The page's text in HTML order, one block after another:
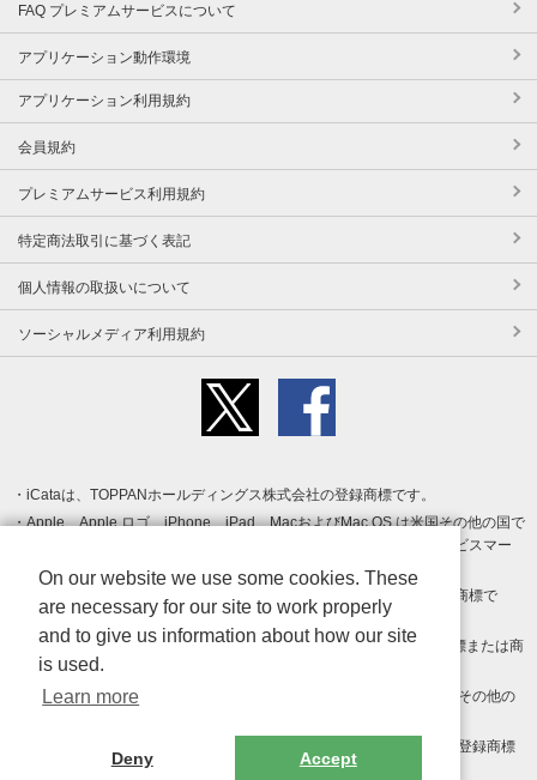
FAQ プレミアムサービスについて
アプリケーション動作環境
アプリケーション利用規約
会員規約
プレミアムサービス利用規約
特定商法取引に基づく表記
個人情報の取扱いについて
ソーシャルメディア利用規約
iCataは、TOPPANホールディングス株式会社の登録商標です。
Apple、Apple ロゴ、iPhone、iPad、MacおよびMac OS は米国その他の国で
登録された Apple Inc. の商標です。App Store は Apple Inc. のサービスマー
クです。
Android、Google Play および Google Play ロゴ は Google LLC の商標で
す。
Windows は Microsoft Inc.の米国およびその他の国における登録商標または商
標です。
Adobe、Adobe Reader、Adobe PDF は、Adobe Inc.の米国およびその他の
その他、記載されている会社名、商品名、ロゴは各社の商標または登録商標
On our website we use some cookies. These
are necessary for our site to work properly
and to give us information about how our site
is used.
Learn more
Deny Accept